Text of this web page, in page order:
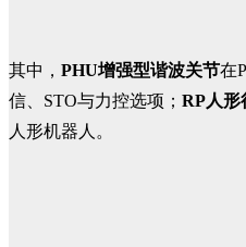
其中， PHU增强型谐波关节在
信、STO与力控选项； RP人形
人形机器人。